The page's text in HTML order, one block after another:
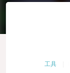
工具